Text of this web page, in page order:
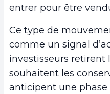
entrer pour être
Ce type de
comme un signal
investisseurs retirent
souhaitent les
anticipent une phase